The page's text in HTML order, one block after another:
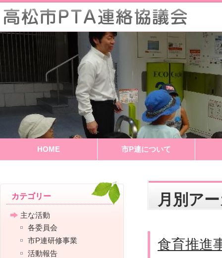
HOME 市P連について
月別ア
食育推進
カテゴリー
主な活動
各委員会
市P連研修事業
活動報告